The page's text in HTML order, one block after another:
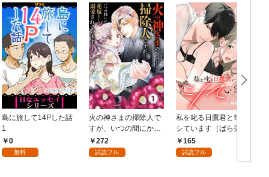
島に旅して14Pした話
1
0
無料
火の神さまの掃除人で
すが、いつの間にか花
嫁として溺愛されてい
ます【単話】（１）
272
試読フル
私を叱る日鷹君と毎晩
シています［ばら売
り］ 第1話
165
試読フル